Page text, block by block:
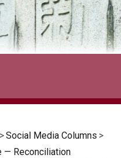
>Social Media Columns >
— Reconciliation